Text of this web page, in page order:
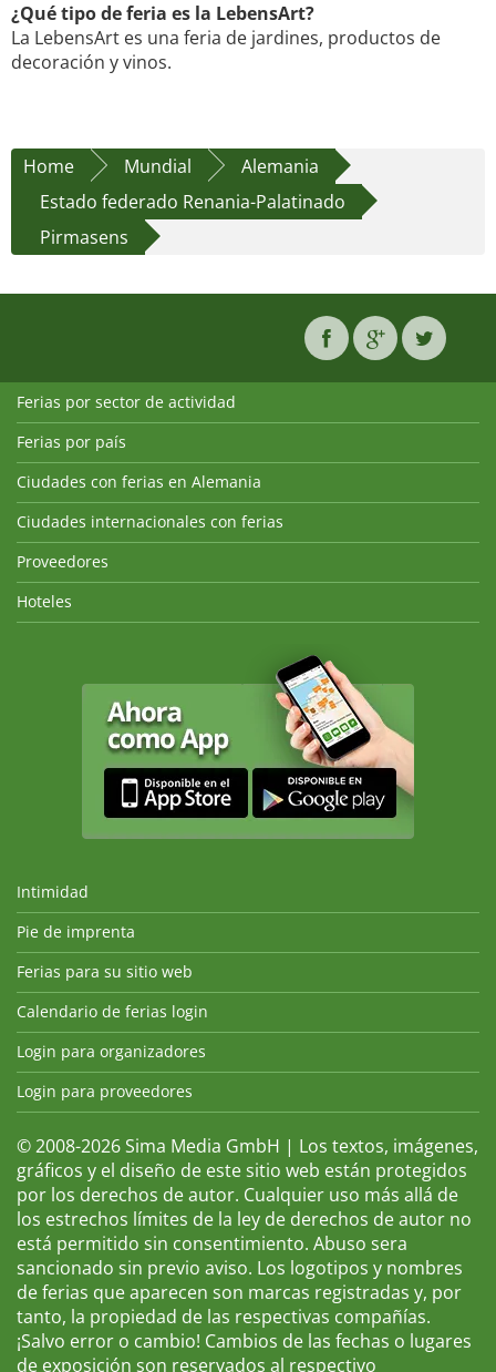
¿Qué tipo de feria es la LebensArt?
La LebensArt es una feria de jardines, productos de
decoración y vinos.
Home Mundial
Alemania
Estado federado Renania-Palatinado
Pirmasens
Ferias por sector de actividad
Ferias por país
Ciudades con ferias en Alemania
Ciudades internacionales con ferias
Proveedores
Hoteles
Intimidad
Pie de imprenta
Ferias para su sitio web
Calendario de ferias login
Login para organizadores
Login para proveedores
© 2008-2026 Sima Media GmbH | Los textos, imágenes,
gráficos y el diseño de este sitio web están protegidos
por los derechos de autor. Cualquier uso más allá de
los estrechos límites de la ley de derechos de autor no
está permitido sin consentimiento. Abuso sera
sancionado sin previo aviso. Los logotipos y nombres
de ferias que aparecen son marcas registradas y, por
tanto, la propiedad de las respectivas compañías.
¡Salvo error o cambio! Cambios de las fechas o lugares
de exposición son reservados al respectivo